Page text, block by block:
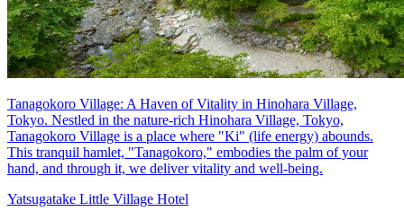
Tanagokoro Village: A Haven of Vitality in Hinohara Village,
Tokyo. Nestled in the nature-rich Hinohara Village, Tokyo,
Tanagokoro Village is a place where "Ki" (life energy) abounds.
This tranquil hamlet, "Tanagokoro," embodies the palm of your
hand, and through it, we deliver vitality and well-being.
Yatsugatake Little Village Hotel